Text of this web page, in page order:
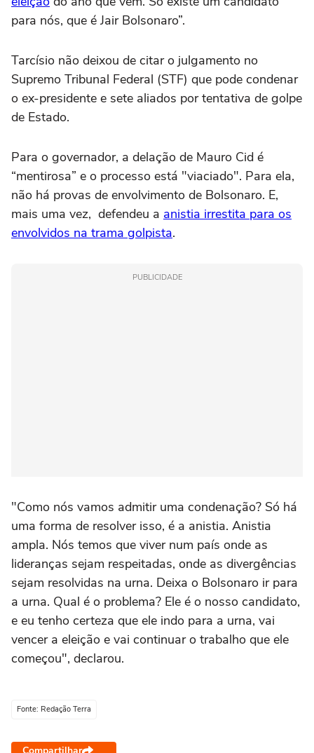
para nós, que é Jair Bolsonaro”.
Tarcísio não deixou de citar o julgamento no
Supremo Tribunal Federal (STF) que pode condenar
o ex-presidente e sete aliados por tentativa de golpe
de Estado.
Para o governador, a delação de Mauro Cid é
“mentirosa” e o processo está "viaciado". Para ela,
não há provas de envolvimento de Bolsonaro. E,
mais uma vez, defendeu a anistia irrestita para os
envolvidos na trama golpista.
PUBLICIDADE
"Como nós vamos admitir uma condenação? Só há
uma forma de resolver isso, é a anistia. Anistia
ampla. Nós temos que viver num país onde as
lideranças sejam respeitadas, onde as divergências
sejam resolvidas na urna. Deixa o Bolsonaro ir para
a urna. Qual é o problema? Ele é o nosso candidato,
e eu tenho certeza que ele indo para a urna, vai
vencer a eleição e vai continuar o trabalho que ele
começou", declarou.
Fonte: Redação Terra